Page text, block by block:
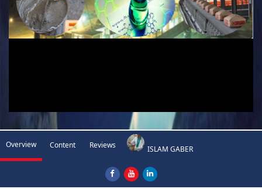
Overview Content Reviews ISLAM GABER